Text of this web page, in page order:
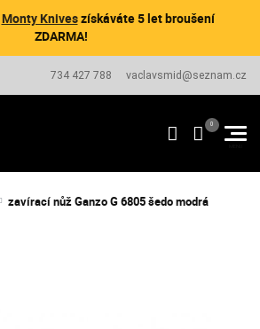
Monty Kniveszískáváte 5 let broušení
ZDARMA!
734 427 788 vaclavsmid@seznam.cz
zavírací nůž Ganzo G 6805 šedo modrá